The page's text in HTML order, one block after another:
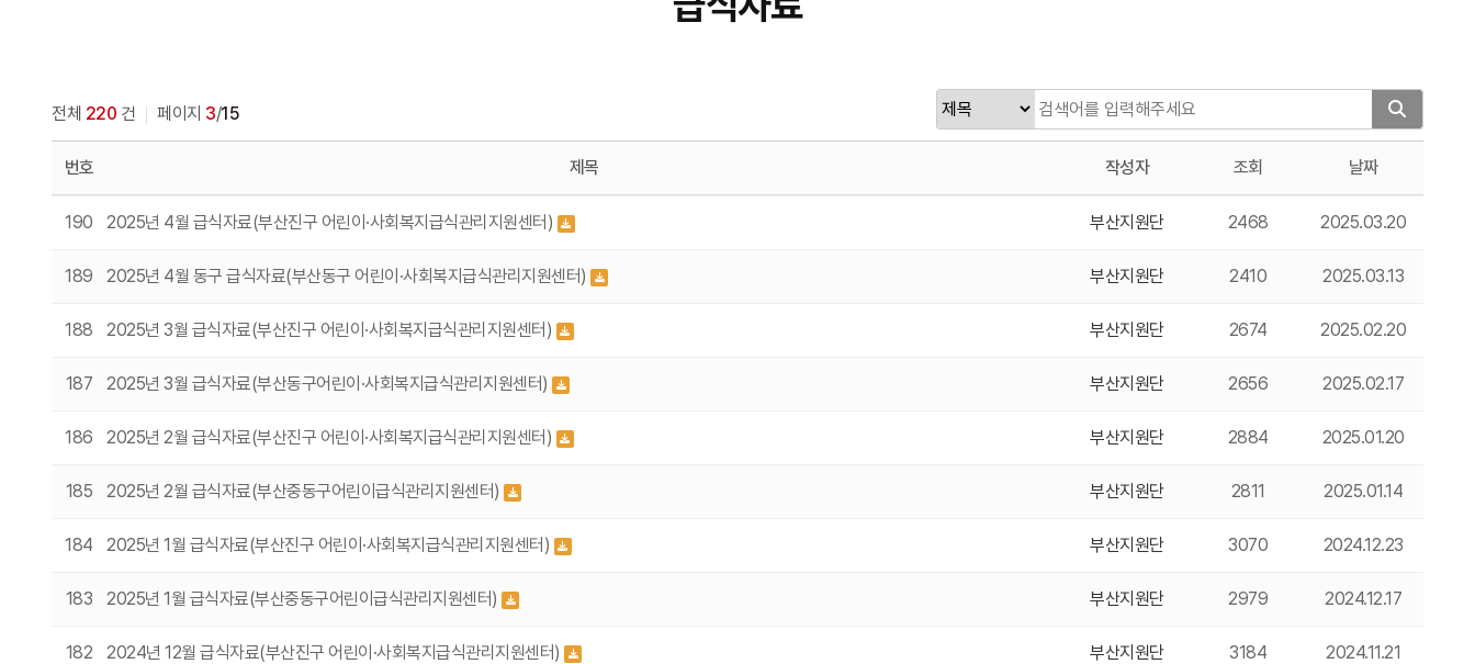
전체 220 건 페이지 3/15
번호 제목 작성자 조회 날짜
190 2025년 4월 급식자료(부산진구 어린이·사회복지급식관리지원센터) 부산지원단 2468 2025.03.20
189 2025년 4월 동구 급식자료(부산동구 어린이·사회복지급식관리지원센터) 부산지원단 2410 2025.03.13
188 2025년 3월 급식자료(부산진구 어린이·사회복지급식관리지원센터) 부산지원단 2674 2025.02.20
187 2025년 3월 급식자료(부산동구어린이·사회복지급식관리지원센터) 부산지원단 2656 2025.02.17
186 2025년 2월 급식자료(부산진구 어린이·사회복지급식관리지원센터) 부산지원단 2884 2025.01.20
185 2025년 2월 급식자료(부산중동구어린이급식관리지원센터) 부산지원단 2811 2025.01.14
184 2025년 1월 급식자료(부산진구 어린이·사회복지급식관리지원센터) 부산지원단 3070 2024.12.23
183 2025년 1월 급식자료(부산중동구어린이급식관리지원센터) 부산지원단 2979 2024.12.17
182 2024년 12월 급식자료(부산진구 어린이·사회복지급식관리지원센터) 부산지원단 3184 2024.11.21